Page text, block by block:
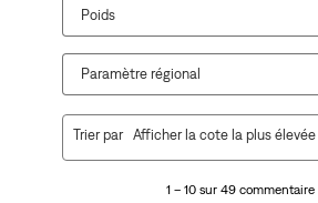
Poids
Paramètre régional
1 – 10 sur 49 commentaire
Trier par